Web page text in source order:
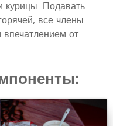
курицы. Подавать
все члены
от